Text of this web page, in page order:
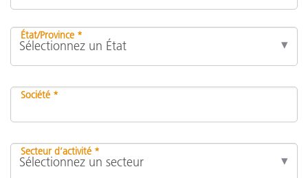
État/Province *
Société *
Secteur d’activité *